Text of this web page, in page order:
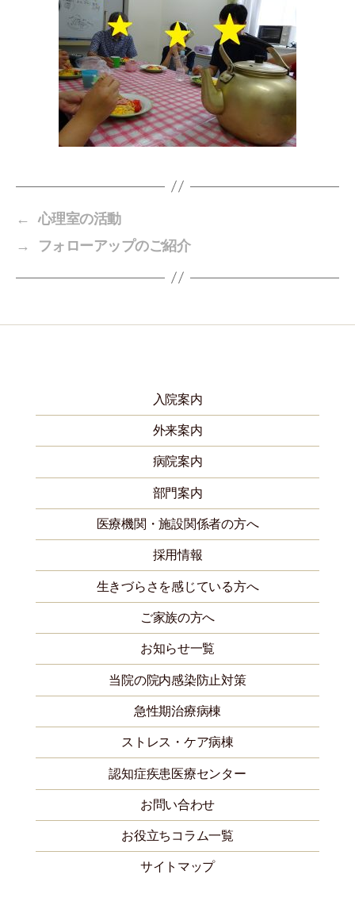
←
心理室の活動
→
フォローアップのご紹介
入院案内
外来案内
病院案内
部門案内
医療機関・施設関係者の方へ
採用情報
生きづらさを感じている方へ
ご家族の方へ
お知らせ一覧
当院の院内感染防止対策
急性期治療病棟
ストレス・ケア病棟
認知症疾患医療センター
お問い合わせ
お役立ちコラム一覧
サイトマップ